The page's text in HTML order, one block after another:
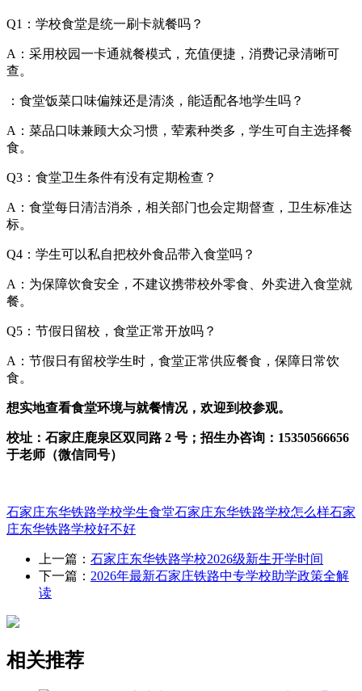
Q1：学校食堂是统一刷卡就餐吗？
A：采用校园一卡通就餐模式，充值便捷，消费记录清晰可
查。
：食堂饭菜口味偏辣还是清淡，能适配各地学生吗？
A：菜品口味兼顾大众习惯，荤素种类多，学生可自主选择餐
食。
Q3：食堂卫生条件有没有定期检查？
A：食堂每日清洁消杀，相关部门也会定期督查，卫生标准达
标。
Q4：学生可以私自把校外食品带入食堂吗？
A：为保障饮食安全，不建议携带校外零食、外卖进入食堂就
餐。
Q5：节假日留校，食堂正常开放吗？
A：节假日有留校学生时，食堂正常供应餐食，保障日常饮
食。
想实地查看食堂环境与就餐情况，欢迎到校参观。
校址：石家庄鹿泉区双同路 2 号；招生办咨询：15350566656
于老师（微信同号）
石家庄东华铁路学校学生食堂石家庄东华铁路学校怎么样石家
庄东华铁路学校好不好
上一篇： 石家庄东华铁路学校2026级新生开学时间
下一篇： 2026年最新石家庄铁路中专学校助学政策全解
读
相关推荐